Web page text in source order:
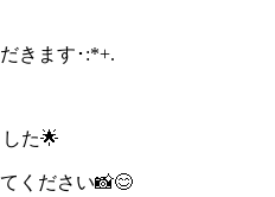
きます･:*+.
た🌟
ください📸😊